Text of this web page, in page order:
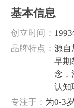
‌基本信息‌
‌创立时间‌： 1993
‌品牌特点‌： 源自
早期
念，
认知
‌专注于‌： 为0-3